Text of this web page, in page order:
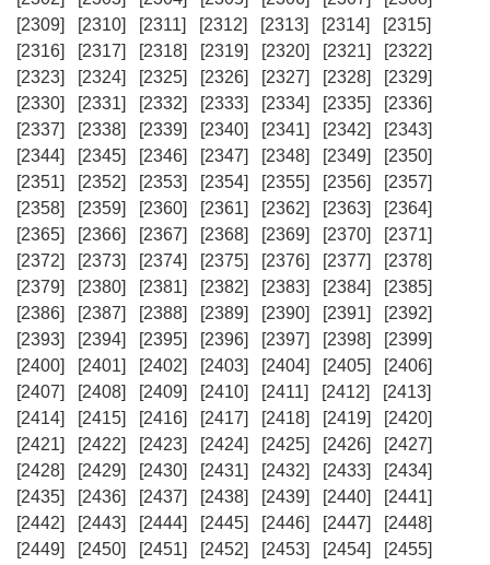
[2309]
[2310] [2311] [2312] [2313] [2314]
[2315]
[2316]
[2317] [2318] [2319] [2320] [2321]
[2322]
[2323]
[2324] [2325] [2326] [2327] [2328]
[2329]
[2330]
[2331] [2332] [2333] [2334] [2335]
[2336]
[2337]
[2338] [2339] [2340] [2341] [2342]
[2343]
[2344]
[2345] [2346] [2347] [2348] [2349]
[2350]
[2351]
[2352] [2353] [2354] [2355] [2356]
[2357]
[2358]
[2359] [2360] [2361] [2362] [2363]
[2364]
[2365]
[2366] [2367] [2368] [2369] [2370]
[2371]
[2372]
[2373] [2374] [2375] [2376] [2377]
[2378]
[2379]
[2380] [2381] [2382] [2383] [2384]
[2385]
[2386]
[2387] [2388] [2389] [2390] [2391]
[2392]
[2393]
[2394] [2395] [2396] [2397] [2398]
[2399]
[2400]
[2401] [2402] [2403] [2404] [2405]
[2406]
[2407]
[2408] [2409] [2410] [2411] [2412]
[2413]
[2414]
[2415] [2416] [2417] [2418] [2419]
[2420]
[2421]
[2422] [2423] [2424] [2425] [2426]
[2427]
[2428]
[2429] [2430] [2431] [2432] [2433]
[2434]
[2435]
[2436] [2437] [2438] [2439] [2440]
[2441]
[2442]
[2443] [2444] [2445] [2446] [2447]
[2448]
[2449]
[2450] [2451] [2452] [2453] [2454]
[2455]